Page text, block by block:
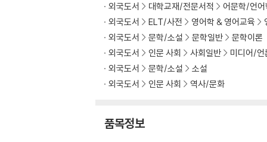
Preface
외국도서 대학교재/전문서적
어문학/언어
외국도서
ELT/사전 영어학 & 영어교육
외국도서
문학/소설 문학일반
문학이론
외국도서
인문 사회 사회일반
미디어/언
외국도서
문학/소설
소설
외국도서
인문 사회 역사/문화
품목정보